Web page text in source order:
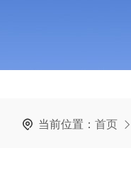
当前位置： 首页